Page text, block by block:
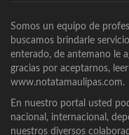
Somos un equipo de
buscamos brindarle
enterado, de antemano le
gracias por aceptarnos,
www.notatamaulipas.com.
En nuestro portal usted
nacional, internacional,
nuestros diversos